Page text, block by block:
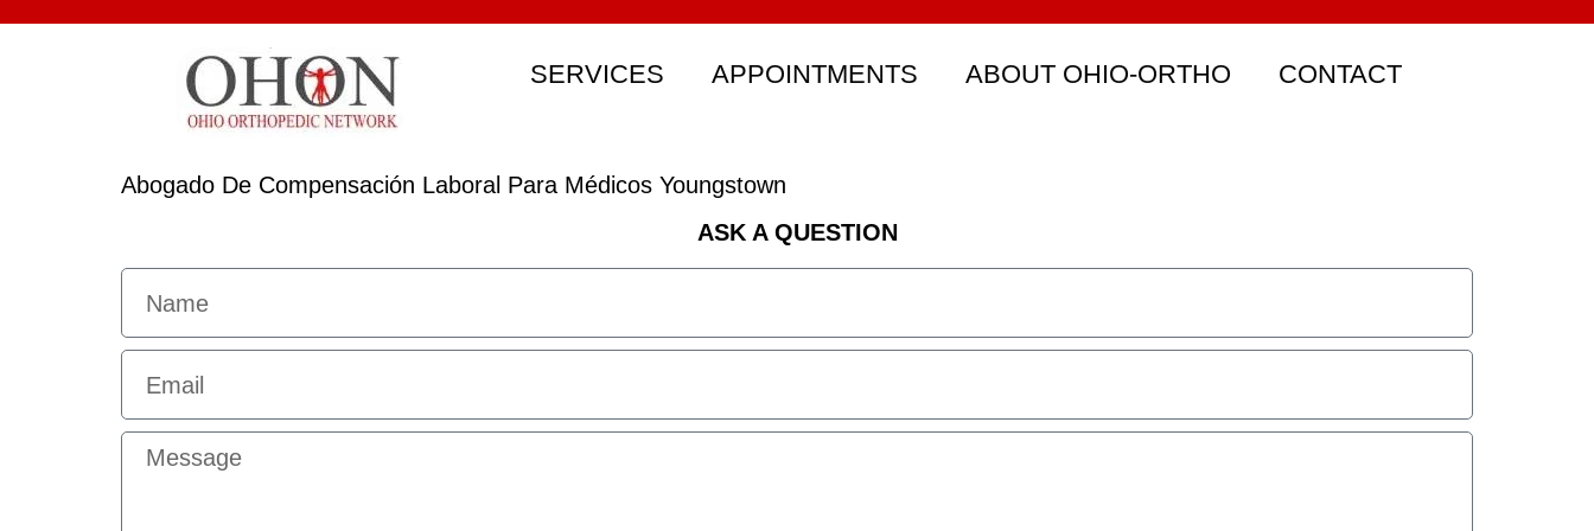
SERVICES APPOINTMENTS ABOUT OHIO-ORTHO CONTACT
Abogado De Compensación Laboral Para Médicos Youngstown
ASK A QUESTION